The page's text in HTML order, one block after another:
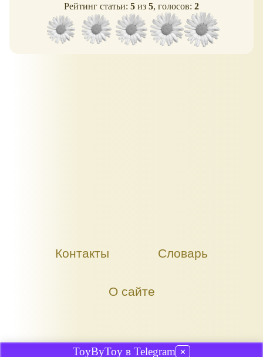
Рейтинг статьи: 5 из 5, голосов: 2
Контакты Словарь
О сайте
ToyByToy в Telegram ✕